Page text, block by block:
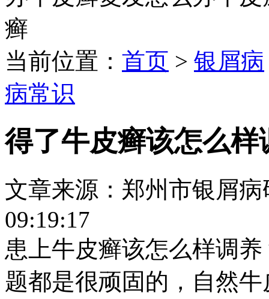
癣
当前位置： 首页 > 银屑病
病常识
得了牛皮癣该怎么样
文章来源：郑州市银屑
09:19:17
患上牛皮癣该怎么样调
题都是很顽固的，自然